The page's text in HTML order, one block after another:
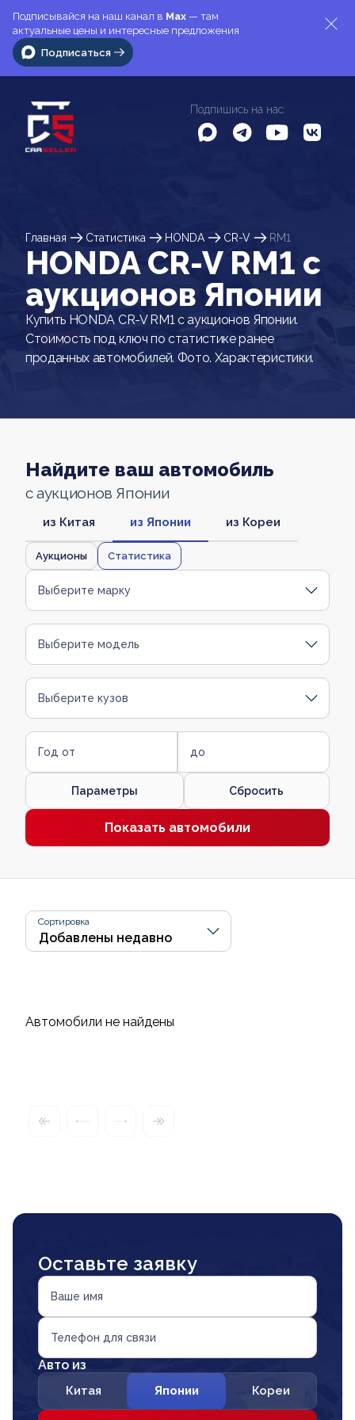
Подписывайся на наш канал в Max — там
актуальные цены и интересные предложения
Подписаться
Подпишись на нас
Главная Статистика HONDA CR-V RM1
HONDA CR-V RM1 c
аукционов Японии
Купить HONDA CR-V RM1 с аукционов Японии.
Стоимость под ключ по статистике ранее
проданных автомобилей. Фото. Характеристики.
Найдите ваш автомобиль
с аукционов Японии
из Китая из Японии из Кореи
Аукционы Статистика
Выберите марку
Выберите модель
Выберите кузов
Год от до
Параметры Сбросить
Показать автомобили
Сортировка
Автомобили не найдены
Оставьте заявку
Ваше имя
Телефон для связи
Авто из
Китая Японии Кореи